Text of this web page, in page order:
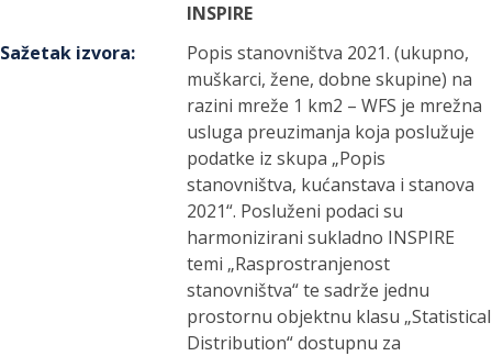
INSPIRE
Sažetak izvora:
Popis stanovništva 2021. (ukupno,
muškarci, žene, dobne skupine) na
razini mreže 1 km2 – WFS je mrežna
usluga preuzimanja koja poslužuje
podatke iz skupa „Popis
stanovništva, kućanstava i stanova
2021“. Posluženi podaci su
harmonizirani sukladno INSPIRE
temi „Rasprostranjenost
stanovništva“ te sadrže jednu
prostornu objektnu klasu „Statistical
Distribution“ dostupnu za